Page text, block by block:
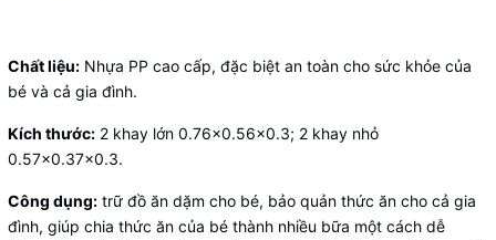
Chất liệu: Nhựa PP cao cấp, đặc biệt an toàn cho sức khỏe của
bé và cả gia đình.
Kích thước: 2 khay lớn 0.76×0.56×0.3; 2 khay nhỏ
0.57×0.37×0.3.
Công dụng: trữ đồ ăn dặm cho bé, bảo quản thức ăn cho cả gia
đình, giúp chia thức ăn của bé thành nhiều bữa một cách dễ